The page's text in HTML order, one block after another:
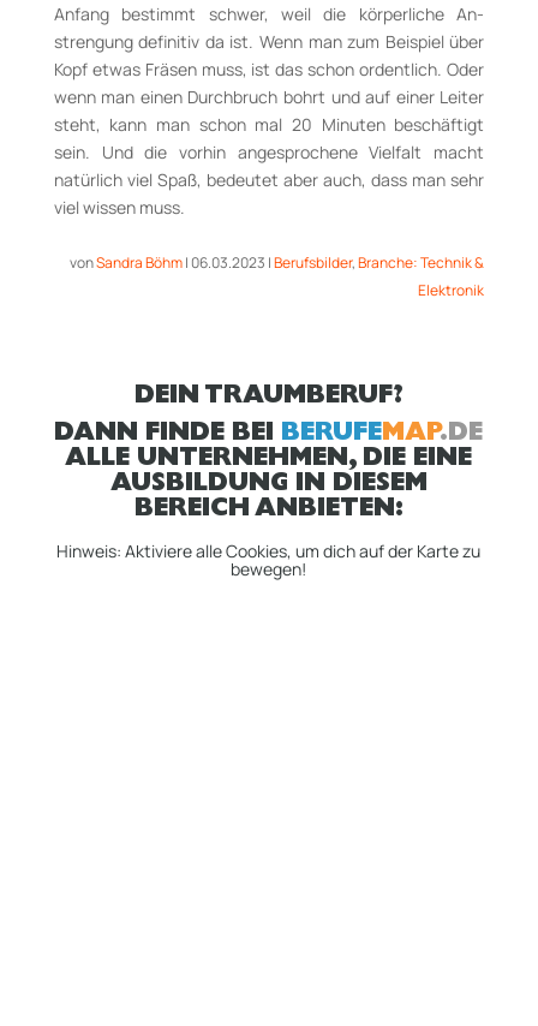
Anfang be­stimmt schwer, weil die körperliche An­
strengung definitiv da ist. Wenn man zum Beispiel über
Kopf etwas Fräsen muss, ist das schon ordentlich. Oder
wenn man einen Durchbruch bohrt und auf einer Leiter
steht, kann man schon mal 20 Minuten be­schäf­tigt
sein. Und die vorhin angesprochene Vielfalt macht
natürlich viel Spaß, bedeutet aber auch, dass man sehr
viel wissen muss.
vonSandra Böhm|06.03.2023 |Berufsbilder,Branche: Technik &
Elektronik
DEIN TRAUMBERUF?
DANN FINDE BEI BERUFEMAP.DE
ALLE UNTERNEHMEN, DIE EINE
AUSBILDUNG IN DIESEM
BEREICH ANBIETEN:
Hinweis: Aktiviere alle Cookies, um dich auf der Karte zu
bewegen!